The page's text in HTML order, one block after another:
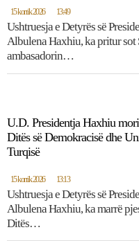
15 korrik 2026 13:49
Ushtruesja e Detyrës së
Albulena Haxhiu, ka pritur sot
ambasadorin…
U.D. Presidentja Haxhiu
Ditës së Demokracisë dhe
Turqisë
15 korrik 2026 13:13
Ushtruesja e Detyrës së
Albulena Haxhiu, ka marrë
Ditës…